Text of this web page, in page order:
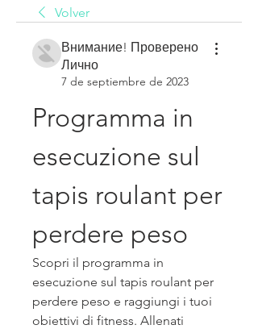
Volver
Внимание! Проверено
Лично
7 de septiembre de 2023
Programma in
esecuzione sul
tapis roulant per
perdere peso
Scopri il programma in
esecuzione sul tapis roulant per
perdere peso e raggiungi i tuoi
obiettivi di fitness. Allenati